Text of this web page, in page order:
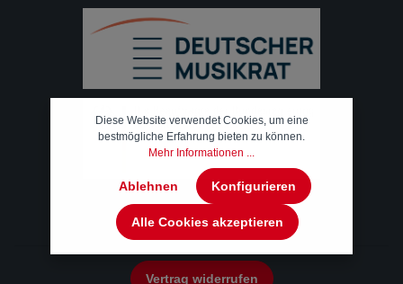
Vertrag widerrufen
Diese Website verwendet Cookies, um eine
bestmögliche Erfahrung bieten zu können.
Mehr Informationen ...
Ablehnen Konfigurieren
Alle Cookies akzeptieren